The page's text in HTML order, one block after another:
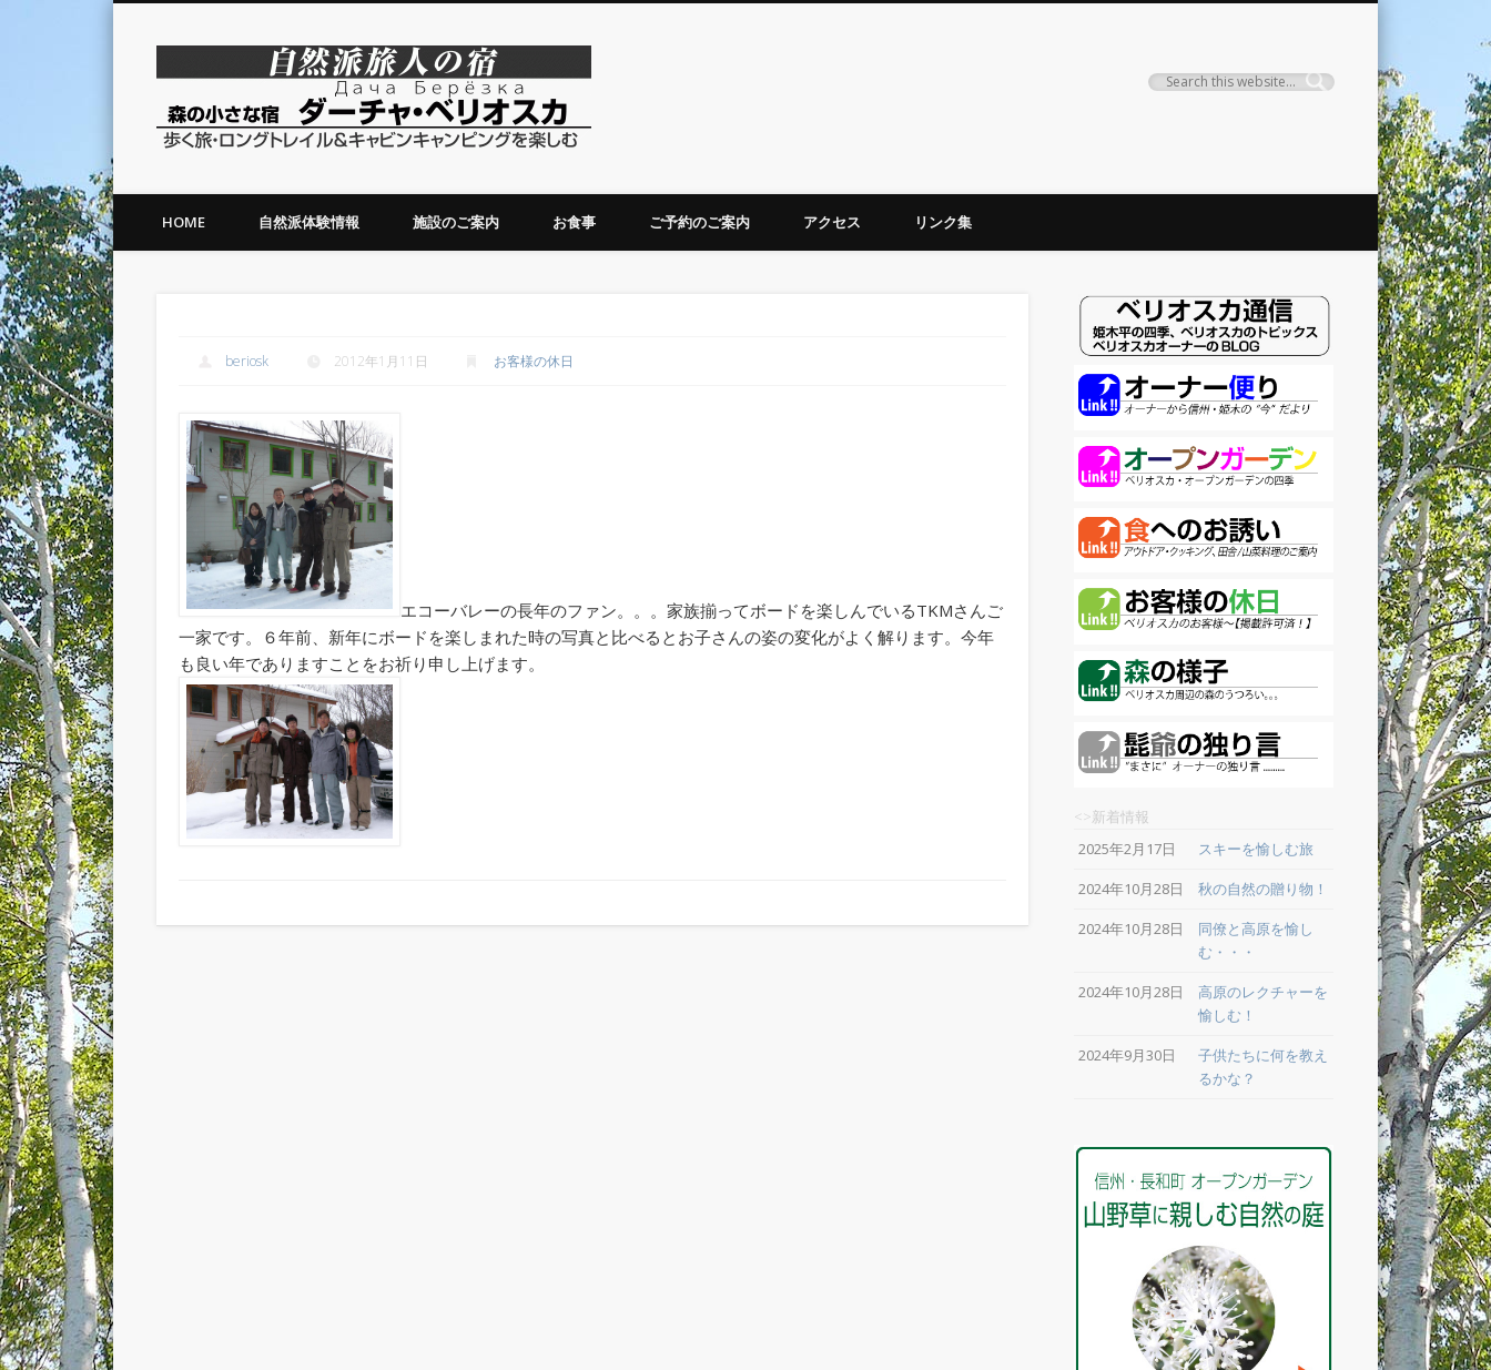
ダーチャベリオスカ
HOME 自然派体験情報 施設のご案内 お食事 ご予約のご案内 アクセス リンク集
beriosk
2012年1月11日 お客様の休日
エコーバレーの長年のファン。。。家族揃ってボードを楽しんでいるTKMさんご
一家です。６年前、新年にボードを楽しまれた時の写真と比べるとお子さんの姿の変化がよく解ります。今年
も良い年でありますことをお祈り申し上げます。
<>新着情報
2025年2月17日
スキーを愉しむ旅
2024年10月28日
秋の自然の贈り物！
2024年10月28日
同僚と高原を愉し
む・・・
2024年10月28日
高原のレクチャーを
愉しむ！
2024年9月30日
子供たちに何を教え
るかな？